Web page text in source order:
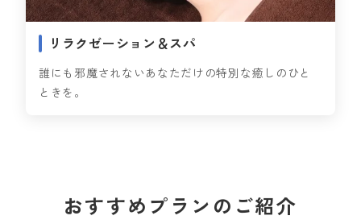
リラクゼーション＆スパ
誰にも邪魔されないあなただけの特別な癒しのひと
ときを。
おすすめプランのご紹介